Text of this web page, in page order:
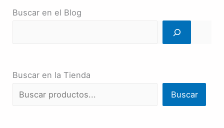
Buscar en el Blog
Buscar en la Tienda
Buscar